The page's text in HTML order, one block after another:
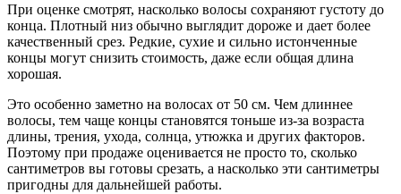
При оценке смотрят, насколько волосы сохраняют густоту до
конца. Плотный низ обычно выглядит дороже и дает более
качественный срез. Редкие, сухие и сильно истонченные
концы могут снизить стоимость, даже если общая длина
хорошая.
Это особенно заметно на волосах от 50 см. Чем длиннее
волосы, тем чаще концы становятся тоньше из-за возраста
длины, трения, ухода, солнца, утюжка и других факторов.
Поэтому при продаже оценивается не просто то, сколько
сантиметров вы готовы срезать, а насколько эти сантиметры
пригодны для дальнейшей работы.